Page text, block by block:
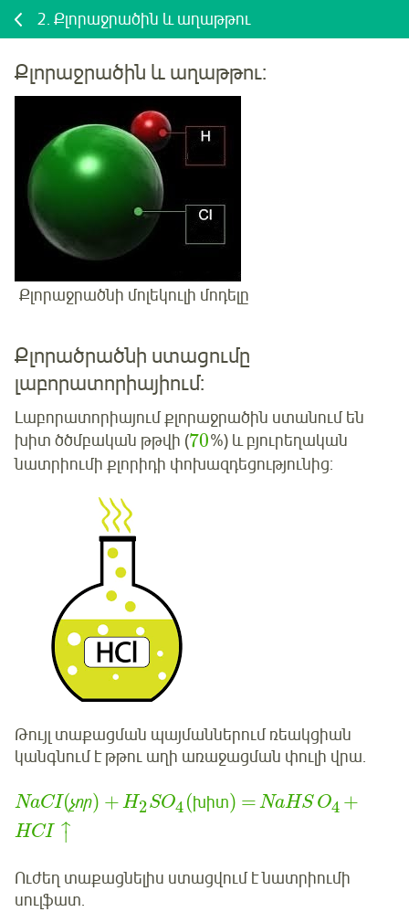
2. Քլորաջրածին և աղաթթու
Քլորաջրածին և աղաթթու:
Քլորաջրածնի մոլեկուլի մոդելը
Քլորածրածնի ստացումը
լաբորատորիայիում:
Լաբորատորիայում քլորաջրածին ստանում են
խիտ ծծմբական թթվի (70%) և բյուրեղական
նատրիումի քլորիդի փոխազդեցությունից:
Թույլ տաքացման պայմաններում ռեակցիան
կանգնում է թթու աղի առաջացման փուլի վրա.
NaCI(չոր) + H2SO4(խիտ) = NaHS O4 +
HCI ↑
⏐
Ուժեղ տաքացնելիս ստացվում է նատրիումի
սուլֆատ.